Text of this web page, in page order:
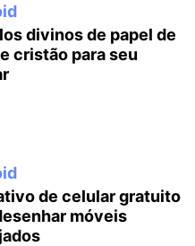
divinos de papel de
cristão para seu
de celular gratuito
móveis